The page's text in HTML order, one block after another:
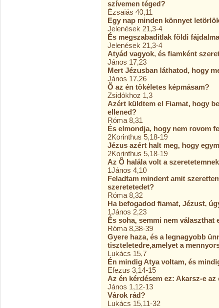
szívemen téged?
Ézsaiás 40,11
Egy nap minden könnyet
Jelenések 21,3-4
És megszabadítlak földi
Jelenések 21,3-4
Atyád vagyok, és fiamként
János 17,23
Mert Jézusban láthatod, hogy
János 17,26
Õ az én tökéletes képmásam?
Zsidókhoz 1,3
Azért küldtem el Fiamat, hogy
ellened?
Róma 8,31
És elmondja, hogy nem rovom
2Korinthus 5,18-19
Jézus azért halt meg, hogy
2Korinthus 5,18-19
Az Õ halála volt a
1János 4,10
Feladtam mindent amit
szeretetedet?
Róma 8,32
Ha befogadod fiamat, Jézust,
1János 2,23
És soha, semmi nem választhat
Róma 8,38-39
Gyere haza, és a legnagyobb
tiszteletedre,amelyet a
Lukács 15,7
Én mindig Atya voltam, és
Efezus 3,14-15
Az én kérdésem ez: Akarsz-e
János 1,12-13
Várok rád?
Lukács 15,11-32